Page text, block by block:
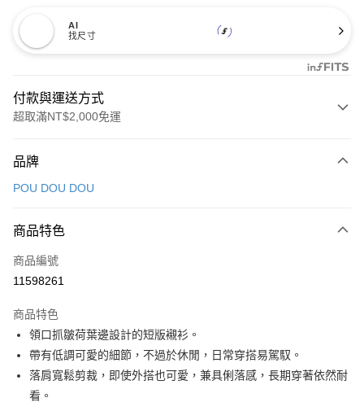
AI
找尺寸
付款與運送方式
超取滿NT$2,000免運
信用卡一次付款
LINE Pay
Apple Pay
悠遊付
AFTEE先享後付
相關說明
【關於「AFTEE先享後付」】
AFTEE先享後付是「在收到商品之後才付款」的支付方式。 讓您購物簡單
ATM付款
品牌
POU DOU DOU
商品特色
商品編號
11598261
商品特色
領口抓皺荷葉邊設計的短版襯衫。
帶有低調可愛的細節，不過於休閒，日常穿搭易駕馭。
落肩寬鬆剪裁，即使外搭也可愛，兼具俐落感，長期穿著依然耐
看。